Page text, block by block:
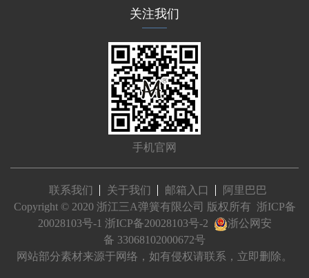
关注我们
手机官网
联系我们 关于我们 邮箱入口
阿里巴巴
Copyright © 2020 浙江三A弹簧有限公司 版权所有 浙ICP备
20028103号-1 浙ICP备20028103号-2
浙公网安
备 33068102000672号
网站部分素材来源于网络，如有侵权请联系，立即删除。